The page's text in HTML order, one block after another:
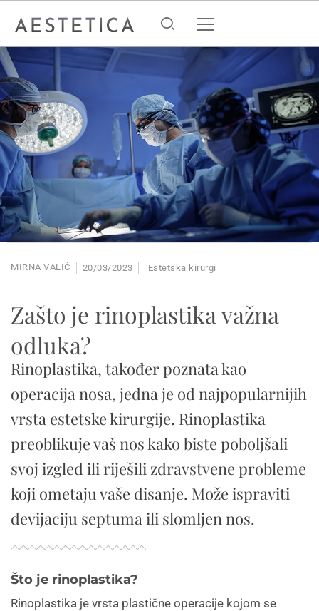
MIRNA VALIĆ 20/03/2023 Estetska kirurgi
Zašto je rinoplastika važna
odluka?
Rinoplastika, također poznata kao
operacija nosa, jedna je od najpopularnijih
vrsta estetske kirurgije. Rinoplastika
preoblikuje vaš nos kako biste poboljšali
svoj izgled ili riješili zdravstvene probleme
koji ometaju vaše disanje. Može ispraviti
devijaciju septuma ili slomljen nos.
Što je rinoplastika?
Rinoplastika je vrsta plastične operacije kojom se